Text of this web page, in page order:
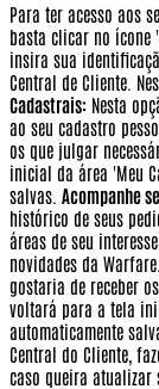
Para ter acesso aos
basta clicar no ícone
insira sua
Central de Cliente.
Cadastrais: Nesta
ao seu cadastro
os que julgar
inicial da área 'Meu
salvas. Acompanhe
histórico de seus
áreas de seu
novidades da
gostaria de receber
voltará para a tela
automaticamente
Central do Cliente,
caso queira atualizar